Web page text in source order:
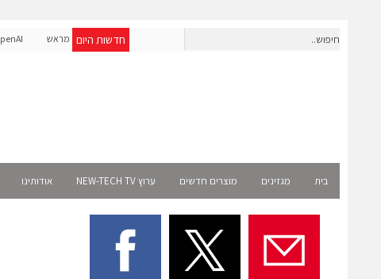
חדשות היום
חברת IAIG גייסה 6 מיליון דולר להקמת חברות תוכנה שנבנו מראש
בית מגזינים מוצרים חדשים ערוץ NEW-TECH TV אודותינו